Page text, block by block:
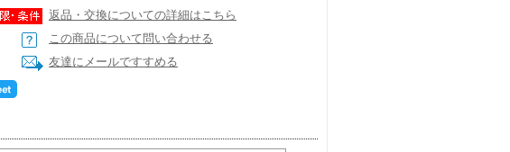
返品・交換についての詳細はこちら
この商品について問い合わせる
友達にメールですすめる